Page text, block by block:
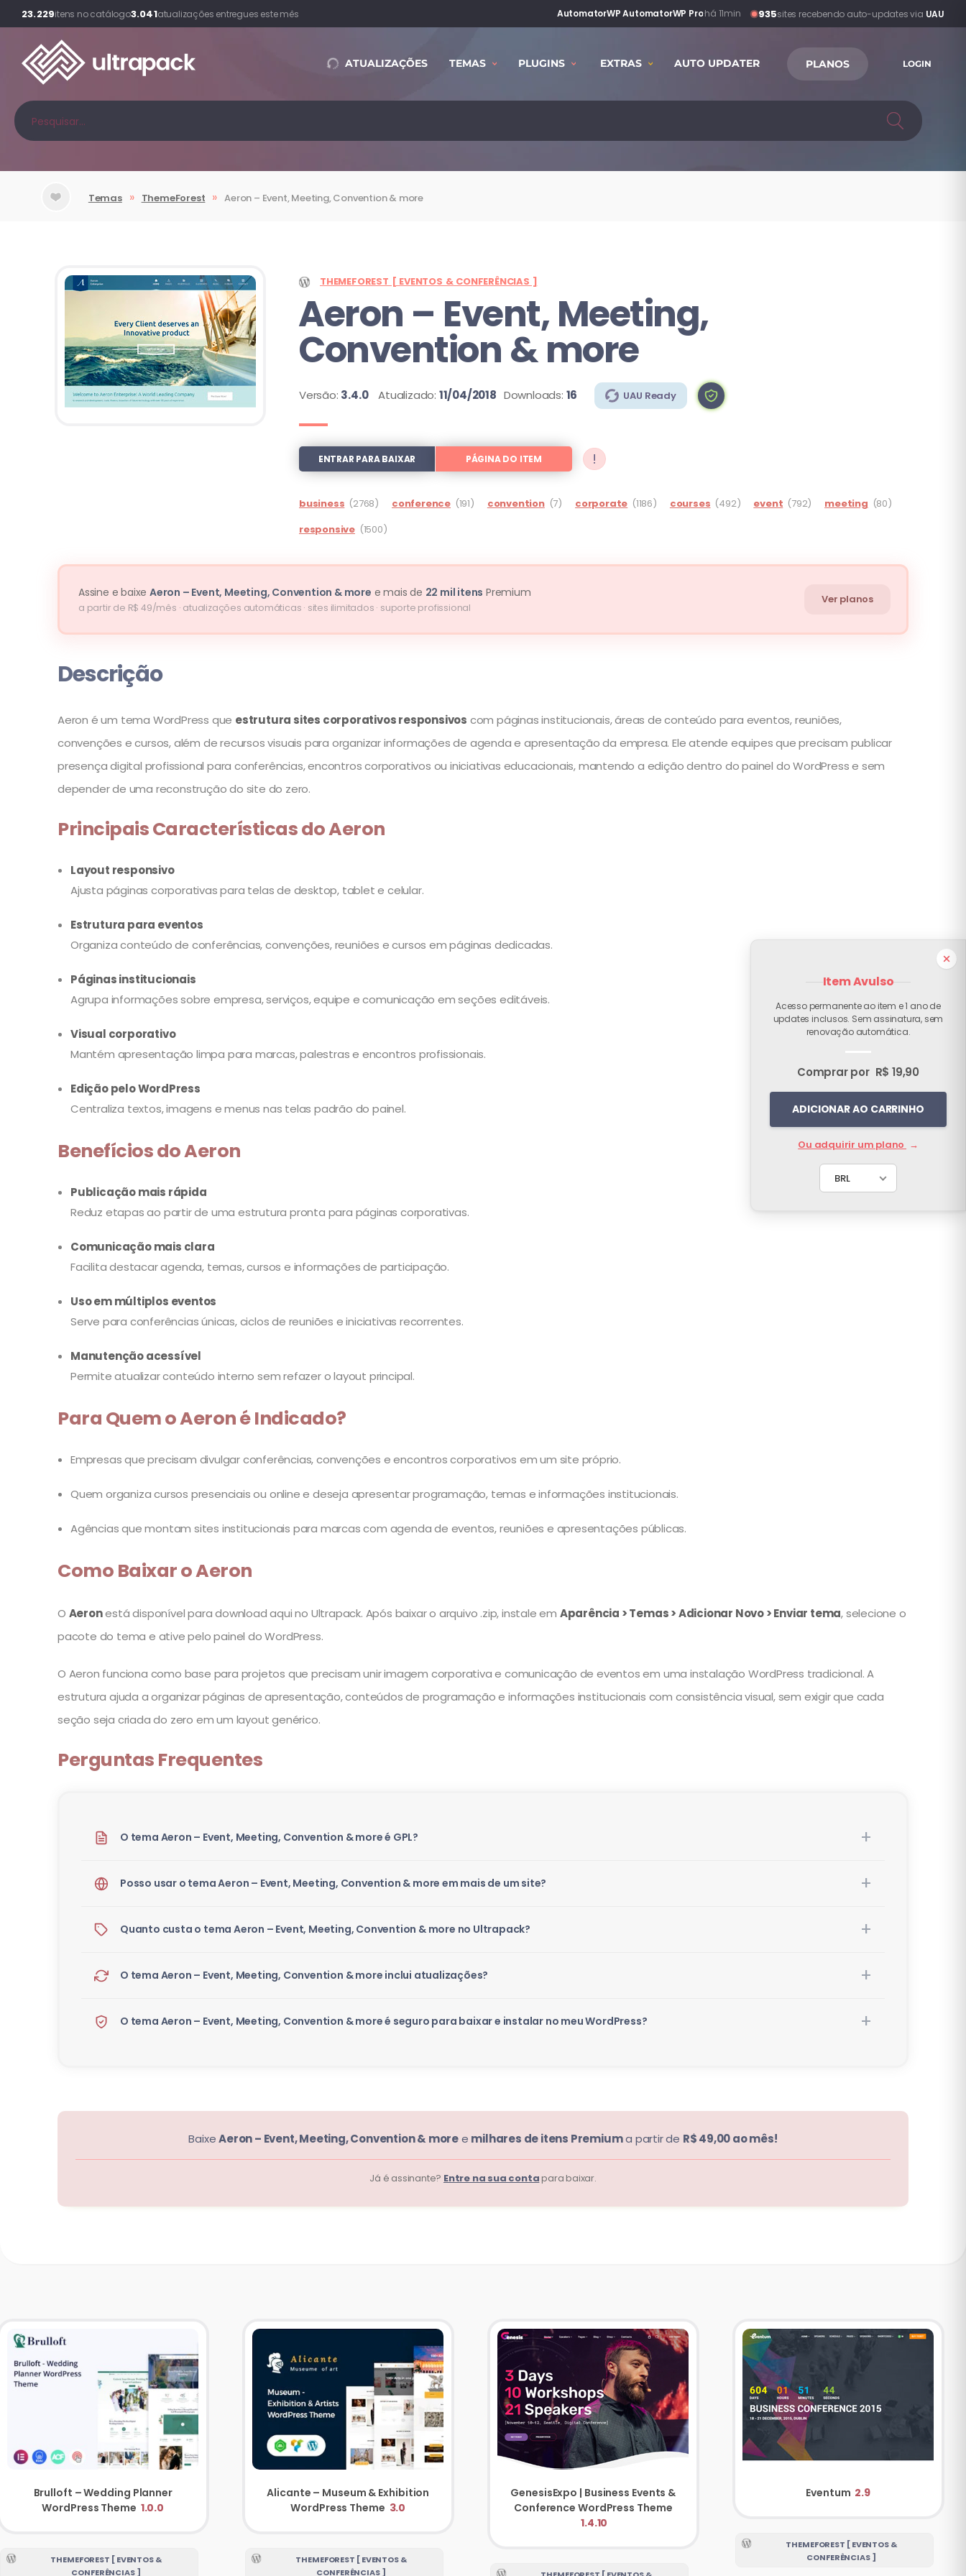
23.229itens no catálogo3.041atualizações entregues este mês 935sites recebendo auto-updates via UAU
AutomatorWP AutomatorWP Pro·há 11min
ATUALIZAÇÕES TEMAS PLUGINS EXTRAS AUTO UPDATER PLANOS LOGIN
Temas » ThemeForest » Aeron – Event, Meeting, Convention & more
THEMEFOREST [ EVENTOS & CONFERÊNCIAS ]
Aeron – Event, Meeting,
Convention & more
Versão: 3.4.0 Atualizado: 11/04/2018 Downloads: 16 UAU Ready
ENTRAR PARA BAIXAR PÁGINA DO ITEM !
business (2768) conference (191) convention (7) corporate (1186) courses (492) event (792) meeting (80)
responsive (1500)
Assine e baixe Aeron – Event, Meeting, Convention & more e mais de 22 mil itens Premium
a partir de R$ 49/mês · atualizações automáticas · sites ilimitados · suporte profissional
Ver planos
Descrição
Aeron é um tema WordPress que estrutura sites corporativos responsivos com páginas institucionais, áreas de conteúdo para eventos, reuniões,
convenções e cursos, além de recursos visuais para organizar informações de agenda e apresentação da empresa. Ele atende equipes que precisam publicar
presença digital profissional para conferências, encontros corporativos ou iniciativas educacionais, mantendo a edição dentro do painel do WordPress e sem
depender de uma reconstrução do site do zero.
Principais Características do Aeron
Layout responsivo
Ajusta páginas corporativas para telas de desktop, tablet e celular.
Estrutura para eventos
Organiza conteúdo de conferências, convenções, reuniões e cursos em páginas dedicadas.
Páginas institucionais
Agrupa informações sobre empresa, serviços, equipe e comunicação em seções editáveis.
Visual corporativo
Mantém apresentação limpa para marcas, palestras e encontros profissionais.
Edição pelo WordPress
Centraliza textos, imagens e menus nas telas padrão do painel.
Benefícios do Aeron
Publicação mais rápida
Reduz etapas ao partir de uma estrutura pronta para páginas corporativas.
Comunicação mais clara
Facilita destacar agenda, temas, cursos e informações de participação.
Uso em múltiplos eventos
Serve para conferências únicas, ciclos de reuniões e iniciativas recorrentes.
Manutenção acessível
Permite atualizar conteúdo interno sem refazer o layout principal.
Para Quem o Aeron é Indicado?
Empresas que precisam divulgar conferências, convenções e encontros corporativos em um site próprio.
Quem organiza cursos presenciais ou online e deseja apresentar programação, temas e informações institucionais.
Agências que montam sites institucionais para marcas com agenda de eventos, reuniões e apresentações públicas.
Como Baixar o Aeron
O Aeronestá disponível para download aqui no Ultrapack. Após baixar o arquivo .zip, instale em Aparência > Temas > Adicionar Novo > Enviar tema, selecione o
pacote do tema e ative pelo painel do WordPress.
O Aeron funciona como base para projetos que precisam unir imagem corporativa e comunicação de eventos em uma instalação WordPress tradicional. A
estrutura ajuda a organizar páginas de apresentação, conteúdos de programação e informações institucionais com consistência visual, sem exigir que cada
seção seja criada do zero em um layout genérico.
Perguntas Frequentes
O tema Aeron – Event, Meeting, Convention & more é GPL?
Posso usar o tema Aeron – Event, Meeting, Convention & more em mais de um site?
Quanto custa o tema Aeron – Event, Meeting, Convention & more no Ultrapack?
O tema Aeron – Event, Meeting, Convention & more inclui atualizações?
O tema Aeron – Event, Meeting, Convention & more é seguro para baixar e instalar no meu WordPress?
BaixeAeron – Event, Meeting, Convention & moree milhares de itens Premiuma partir de R$ 49,00 ao mês!
Já é assinante? Entre na sua contapara baixar.
Brulloft – Wedding Planner
WordPress Theme 1.0.0
THEMEFOREST [ EVENTOS &
CONFERÊNCIAS ]
Alicante – Museum & Exhibition
WordPress Theme 3.0
THEMEFOREST [ EVENTOS &
CONFERÊNCIAS ]
GenesisExpo | Business Events &
1.4.10
Eventum 2.9
THEMEFOREST [ EVENTOS &
CONFERÊNCIAS ]
Item Avulso
Acesso permanente ao item e 1 ano de
updates inclusos. Sem assinatura, sem
renovação automática.
Comprar por R$ 19,90
ADICIONAR AO CARRINHO
Ou adquirir um plano →